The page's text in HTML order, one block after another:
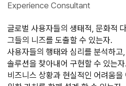
Experience Consultant
글로벌 사용자들의 생태적, 문화적
그들의 니즈를 도출할 수 있는자.
사용자들의 행태와 심리를 분석하고
솔루션을 찾아내어 구현할 수 있는자.
비즈니스 상황과 현실적인 어려움